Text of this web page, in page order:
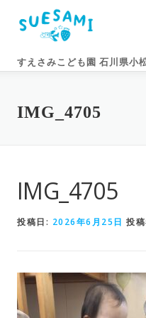
すえさみこども園 石川県小
IMG_4705
IMG_4705
投稿日: 2026年6月25日 投